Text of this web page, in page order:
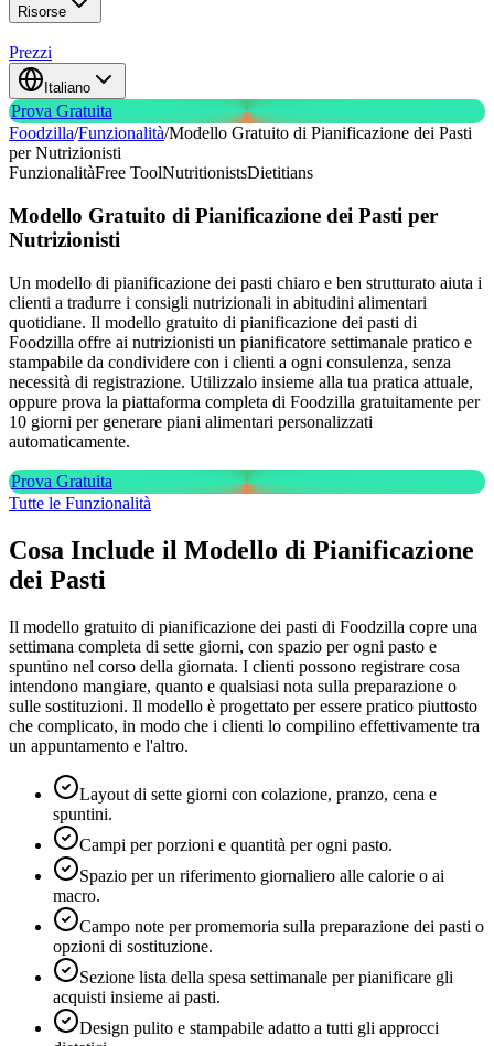
Risorse
Prezzi
Italiano
Prova Gratuita
Foodzilla/Funzionalità/Modello Gratuito di Pianificazione dei Pasti
per Nutrizionisti
FunzionalitàFree ToolNutritionistsDietitians
Modello Gratuito di Pianificazione dei Pasti per
Nutrizionisti
Un modello di pianificazione dei pasti chiaro e ben strutturato aiuta i
clienti a tradurre i consigli nutrizionali in abitudini alimentari
quotidiane. Il modello gratuito di pianificazione dei pasti di
Foodzilla offre ai nutrizionisti un pianificatore settimanale pratico e
stampabile da condividere con i clienti a ogni consulenza, senza
necessità di registrazione. Utilizzalo insieme alla tua pratica attuale,
oppure prova la piattaforma completa di Foodzilla gratuitamente per
10 giorni per generare piani alimentari personalizzati
automaticamente.
Prova Gratuita
Tutte le Funzionalità
Cosa Include il Modello di Pianificazione
dei Pasti
Il modello gratuito di pianificazione dei pasti di Foodzilla copre una
settimana completa di sette giorni, con spazio per ogni pasto e
spuntino nel corso della giornata. I clienti possono registrare cosa
intendono mangiare, quanto e qualsiasi nota sulla preparazione o
sulle sostituzioni. Il modello è progettato per essere pratico piuttosto
che complicato, in modo che i clienti lo compilino effettivamente tra
un appuntamento e l'altro.
Layout di sette giorni con colazione, pranzo, cena e
spuntini.
Campi per porzioni e quantità per ogni pasto.
Spazio per un riferimento giornaliero alle calorie o ai
macro.
Campo note per promemoria sulla preparazione dei pasti o
opzioni di sostituzione.
Sezione lista della spesa settimanale per pianificare gli
acquisti insieme ai pasti.
Design pulito e stampabile adatto a tutti gli approcci